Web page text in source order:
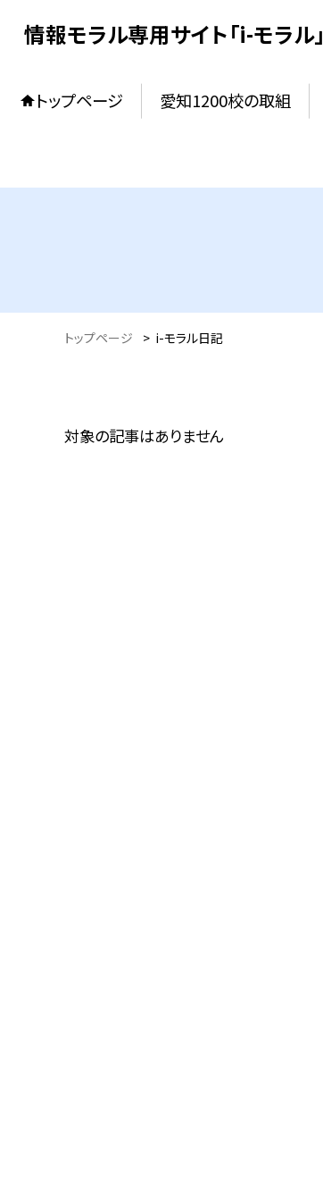
情報モラル専用サイト「i-モラル」
トップページ 愛知1200校の取組
トップページ > i-モラル日記
対象の記事はありません